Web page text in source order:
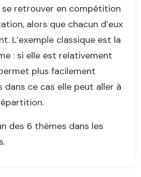
se retrouver en compétition
alors que chacun d’eux
L’exemple classique est la
: si elle est relativement
plus facilement
dans ce cas elle peut aller à
des 6 thèmes dans les